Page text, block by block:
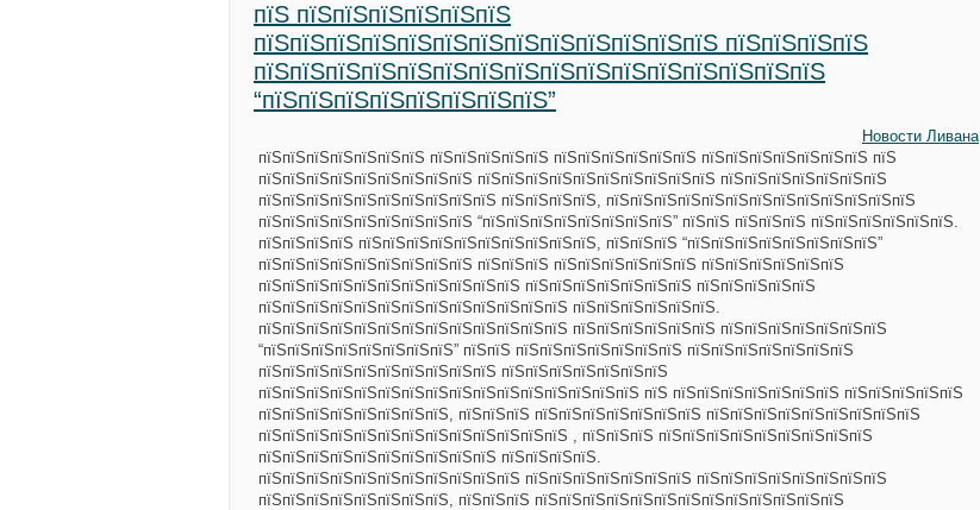
пїЅ пїЅпїЅпїЅпїЅпїЅпїЅ
пїЅпїЅпїЅпїЅпїЅпїЅпїЅпїЅпїЅпїЅпїЅпїЅпїЅ пїЅпїЅпїЅпїЅ
пїЅпїЅпїЅпїЅпїЅпїЅпїЅпїЅпїЅпїЅпїЅпїЅпїЅпїЅпїЅпїЅ
“пїЅпїЅпїЅпїЅпїЅпїЅпїЅпїЅ”
Новости Ливана
пїЅпїЅпїЅпїЅпїЅпїЅпїЅ пїЅпїЅпїЅпїЅпїЅ пїЅпїЅпїЅпїЅпїЅпїЅ пїЅпїЅпїЅпїЅпїЅпїЅпїЅ пїЅ
пїЅпїЅпїЅпїЅпїЅпїЅпїЅпїЅпїЅ пїЅпїЅпїЅпїЅпїЅпїЅпїЅпїЅпїЅпїЅ пїЅпїЅпїЅпїЅпїЅпїЅпїЅ
пїЅпїЅпїЅпїЅпїЅпїЅпїЅпїЅпїЅпїЅ пїЅпїЅпїЅпїЅ, пїЅпїЅпїЅпїЅпїЅпїЅпїЅпїЅпїЅпїЅпїЅпїЅпїЅ
пїЅпїЅпїЅпїЅпїЅпїЅпїЅпїЅпїЅ “пїЅпїЅпїЅпїЅпїЅпїЅпїЅпїЅ” пїЅпїЅ пїЅпїЅпїЅ пїЅпїЅпїЅпїЅпїЅпїЅ.
пїЅпїЅпїЅпїЅ пїЅпїЅпїЅпїЅпїЅпїЅпїЅпїЅпїЅпїЅ, пїЅпїЅпїЅ “пїЅпїЅпїЅпїЅпїЅпїЅпїЅпїЅ”
пїЅпїЅпїЅпїЅпїЅпїЅпїЅпїЅпїЅ пїЅпїЅпїЅ пїЅпїЅпїЅпїЅпїЅпїЅ пїЅпїЅпїЅпїЅпїЅпїЅ
пїЅпїЅпїЅпїЅпїЅпїЅпїЅпїЅпїЅпїЅпїЅ пїЅпїЅпїЅпїЅпїЅпїЅпїЅ пїЅпїЅпїЅпїЅпїЅ
пїЅпїЅпїЅпїЅпїЅпїЅпїЅпїЅпїЅпїЅпїЅпїЅпїЅ пїЅпїЅпїЅпїЅпїЅпїЅ.
пїЅпїЅпїЅпїЅпїЅпїЅпїЅпїЅпїЅпїЅпїЅпїЅпїЅ пїЅпїЅпїЅпїЅпїЅпїЅ пїЅпїЅпїЅпїЅпїЅпїЅпїЅ
“пїЅпїЅпїЅпїЅпїЅпїЅпїЅпїЅ” пїЅпїЅ пїЅпїЅпїЅпїЅпїЅпїЅпїЅ пїЅпїЅпїЅпїЅпїЅпїЅпїЅ
пїЅпїЅпїЅпїЅпїЅпїЅпїЅпїЅпїЅпїЅ пїЅпїЅпїЅпїЅпїЅпїЅпїЅ
пїЅпїЅпїЅпїЅпїЅпїЅпїЅпїЅпїЅпїЅпїЅпїЅпїЅпїЅпїЅпїЅ пїЅ пїЅпїЅпїЅпїЅпїЅпїЅпїЅ пїЅпїЅпїЅпїЅпїЅ
пїЅпїЅпїЅпїЅпїЅпїЅпїЅпїЅ, пїЅпїЅпїЅ пїЅпїЅпїЅпїЅпїЅпїЅпїЅ пїЅпїЅпїЅпїЅпїЅпїЅпїЅпїЅпїЅ
пїЅпїЅпїЅпїЅпїЅпїЅпїЅпїЅпїЅпїЅпїЅпїЅпїЅ , пїЅпїЅпїЅ пїЅпїЅпїЅпїЅпїЅпїЅпїЅпїЅпїЅ
пїЅпїЅпїЅпїЅпїЅпїЅпїЅпїЅпїЅпїЅ пїЅпїЅпїЅпїЅ.
пїЅпїЅпїЅпїЅпїЅпїЅпїЅпїЅпїЅпїЅпїЅ пїЅпїЅпїЅпїЅпїЅпїЅпїЅ пїЅпїЅпїЅпїЅпїЅпїЅпїЅпїЅ
пїЅпїЅпїЅпїЅпїЅпїЅпїЅпїЅ, пїЅпїЅпїЅ пїЅпїЅпїЅпїЅпїЅпїЅпїЅпїЅпїЅпїЅпїЅпїЅпїЅ